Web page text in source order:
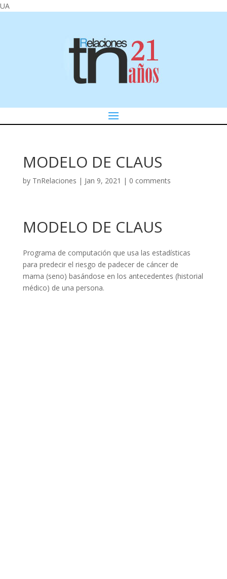
UA
MODELO DE CLAUS
by TnRelaciones | Jan 9, 2021 | 0 comments
MODELO DE CLAUS
Programa de computación que usa las estadísticas
para predecir el riesgo de padecer de cáncer de
mama (seno) basándose en los antecedentes (historial
médico) de una persona.